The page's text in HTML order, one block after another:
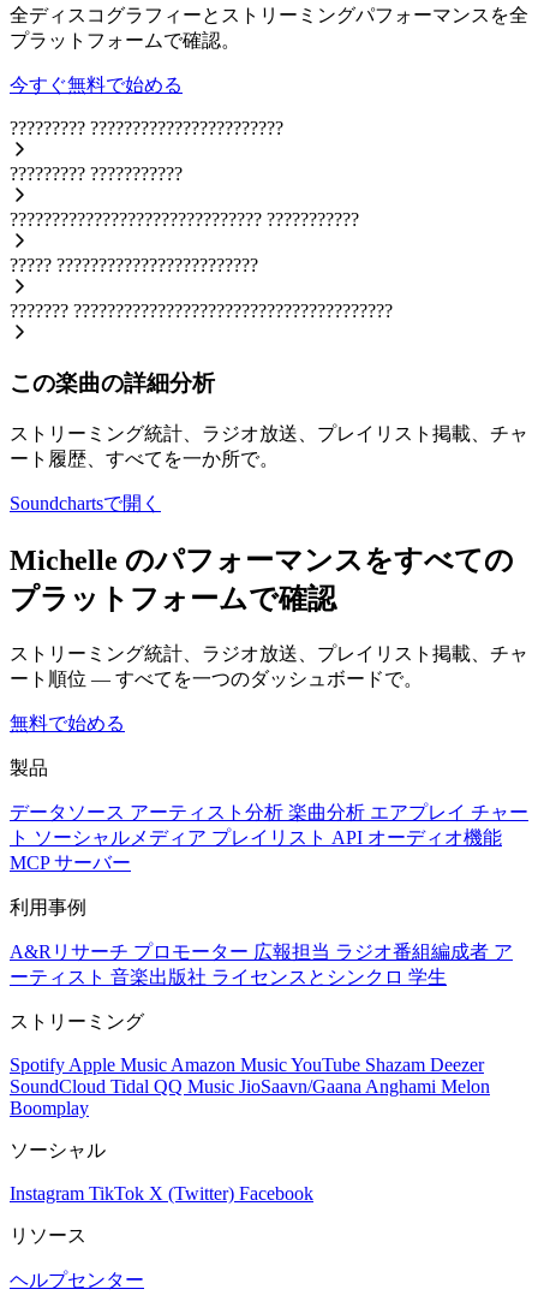
全ディスコグラフィーとストリーミングパフォーマンスを全
プラットフォームで確認。
今すぐ無料で始める
????????? ???????????????????????
????????? ???????????
?????????????????????????????? ???????????
????? ????????????????????????
??????? ??????????????????????????????????????
この楽曲の詳細分析
ストリーミング統計、ラジオ放送、プレイリスト掲載、チャ
ート履歴、すべてを一か所で。
Soundchartsで開く
Michelle のパフォーマンスをすべての
プラットフォームで確認
ストリーミング統計、ラジオ放送、プレイリスト掲載、チャ
ート順位 — すべてを一つのダッシュボードで。
無料で始める
製品
データソース アーティスト分析 楽曲分析 エアプレイ チャー
ト ソーシャルメディア プレイリスト API オーディオ機能
MCP サーバー
利用事例
A&Rリサーチ プロモーター 広報担当 ラジオ番組編成者 ア
ーティスト 音楽出版社 ライセンスとシンクロ 学生
ストリーミング
Spotify Apple Music Amazon MusicYouTube Shazam Deezer
SoundCloud Tidal QQ Music JioSaavn/Gaana Anghami Melon
Boomplay
ソーシャル
Instagram TikTok X (Twitter) Facebook
リソース
ヘルプセンター